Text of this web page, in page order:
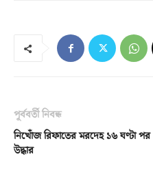
পূর্ববর্তী নিবন্ধ
নিখোঁজ রিফাতের মরদেহ ১৬ ঘণ্টা পর
উদ্ধার